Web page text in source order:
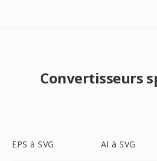
Convertisseurs
EPS à SVG AI à SVG